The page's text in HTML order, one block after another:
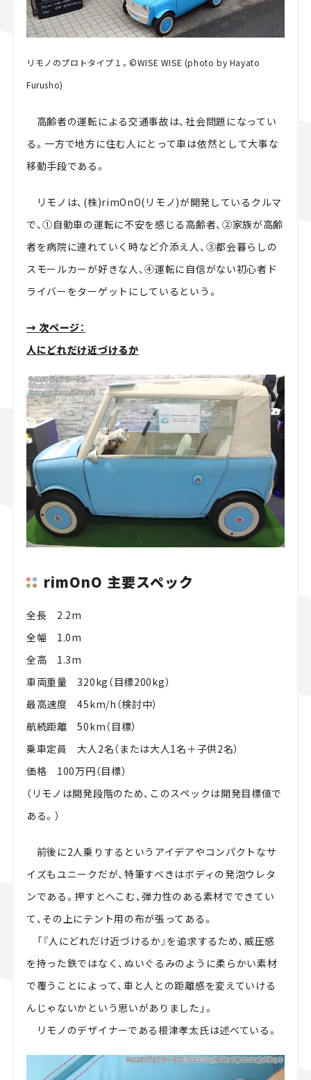
リモノのプロトタイプ１。©WISE WISE (photo by Hayato
Furusho)
高齢者の運転による交通事故は、社会問題になってい
る。一方で地方に住む人にとって車は依然として大事な
移動手段である。
リモノは、(株)rimOnO(リモノ)が開発しているクルマ
で、①自動車の運転に不安を感じる高齢者、②家族が高齢
者を病院に連れていく時など介添え人、③都会暮らしの
スモールカーが好きな人、④運転に自信がない初心者ド
ライバーをターゲットにしているという。
→ 次ページ：
人にどれだけ近づけるか
rimOnO 主要スペック
全長 2.2m
全幅 1.0m
全高 1.3m
車両重量 320kg（目標200kg）
最高速度 45km/h（検討中）
航続距離 50km（目標）
乗車定員 大人2名（または大人1名＋子供2名）
価格 100万円（目標）
（リモノは開発段階のため、このスペックは開発目標値で
ある。）
前後に2人乗りするというアイデアやコンパクトなサ
イズもユニークだが、特筆すべきはボディの発泡ウレタ
ンである。押すとへこむ、弾力性のある素材でできてい
て、その上にテント用の布が張ってある。
「『人にどれだけ近づけるか』を追求するため、威圧感
を持った鉄ではなく、ぬいぐるみのように柔らかい素材
で覆うことによって、車と人との距離感を変えていける
んじゃないかという思いがありました」。
リモノのデザイナーである根津孝太氏は述べている。